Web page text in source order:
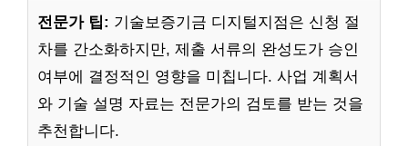
전문가 팁: 기술보증기금 디지털지점은 신청 절
차를 간소화하지만, 제출 서류의 완성도가 승인
여부에 결정적인 영향을 미칩니다. 사업 계획서
와 기술 설명 자료는 전문가의 검토를 받는 것을
추천합니다.